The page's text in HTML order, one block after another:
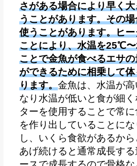
さがある場合により早く
うことがあります。その
使うことがあります。ヒ
ことにより、水温を25℃
ことで金魚が食べるエサ
ができるために相乗して
ります。金魚は、水温が
なり水温が低いと食が細
ターを使用することで常
を作り出していることに
し、いくら食欲があるか
あげ続けると通常成長す